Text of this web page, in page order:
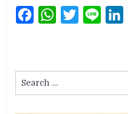
FacebookWhatsAppTwitterLine
for: